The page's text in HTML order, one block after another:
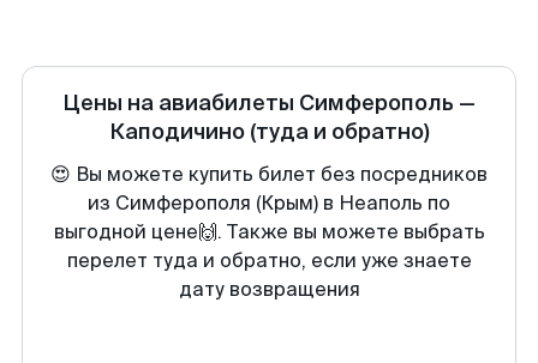
Цены на авиабилеты Симферополь —
Каподичино (туда и обратно)
😍 Вы можете купить билет без посредников
из Симферополя (Крым) в Неаполь по
выгодной цене🙌. Также вы можете выбрать
перелет туда и обратно, если уже знаете
дату возвращения